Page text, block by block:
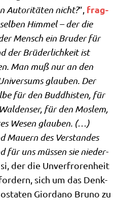
Auto­ri­tä­ten nicht?“, frag­
Him­mel – der die
Mensch ein Bru­der für
der Brü­der­lich­keit ist
Man muß nur an den
glau­ben. Der
für den Bud­dhi­sten, für
für den Mos­lem,
Wesen glau­ben. (…)
Mau­ern des Ver­stan­des
für uns müs­sen sie nie­der­
der die Unver­fro­ren­heit
sich um das Denk­
Giord­a­no Bru­no zu